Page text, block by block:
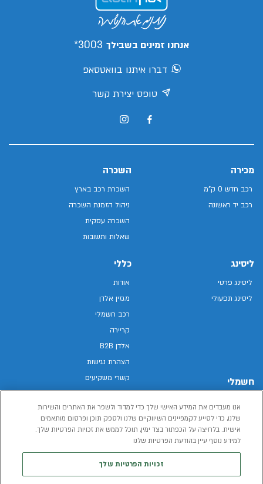
אנחנו זמינים בשבילך 3003*
דברו איתנו בוואטסאפ
טופס יצירת קשר
מכירה
רכב חדש 0 ק"מ
רכב יד ראשונה
השכרה
השכרת רכב בארץ
ניהול הזמנת השכרה
השכרה עסקית
שאלות ותשובות
ליסינג
ליסינג פרטי
ליסינג תפעולי
חשמלי
רכב חשמלי
הכל על רכב חשמלי
כללי
אודות
מגזין אלדן
רכב חשמלי
קריירה
אלדן B2B
הצהרת נגישות
קשרי משקיעים
מפת האתר
מדיניות פרטיות
תנאי שימוש
אנו מעבדים את המידע האישי שלך כדי למדוד ולשפר את האתרים והשירות
שלנו, כדי לסייע לקמפיינים השיווקיים שלנו ולספק תוכן ופרסום מותאמים
אישית. בלחיצה על הכפתור בצד ימין, תוכל לממש את זכויות הפרטיות שלך.
למידע נוסף עיין בהודעת הפרטיות שלנו
זכויות הפרטיות שלך